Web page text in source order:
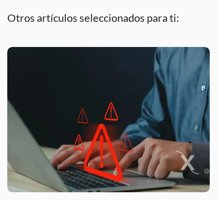
Otros artículos seleccionados para ti: